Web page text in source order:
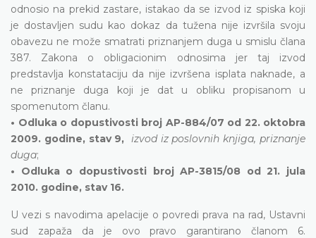
odnosio na prekid zastare, istakao da se izvod iz spiska koji
je dostavljen sudu kao dokaz da tužena nije izvršila svoju
obavezu ne može smatrati priznanjem duga u smislu člana
387. Zakona o obligacionim odnosima jer taj izvod
predstavlja konstataciju da nije izvršena isplata naknade, a
ne priznanje duga koji je dat u obliku propisanom u
spomenutom članu.
• Odluka o dopustivosti broj AP-884/07 od 22. oktobra
2009. godine, stav 9, izvod iz poslovnih knjiga, priznanje
duga;
• Odluka o dopustivosti broj AP-3815/08 od 21. jula
2010. godine, stav 16.
U vezi s navodima apelacije o povredi prava na rad, Ustavni
sud zapaža da je ovo pravo garantirano članom 6.